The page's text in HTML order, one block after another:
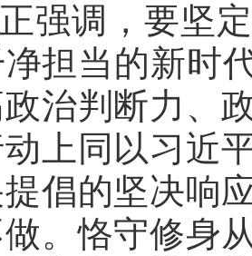
强调，要坚
担当的新时
治判断力、
上同以习近
倡的坚决响
。恪守修身